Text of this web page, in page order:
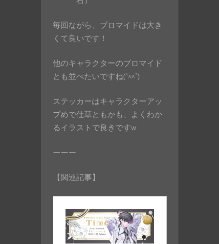
毎回ながら、ブロマイドは大き
くて良いです！
他のキャラクターのブロマイド
とも並べたいですね(*^^*)
ステッカーはキャラクターアッ
プめで仕草ともかも、よくわか
るイラストで良きですw
ーーー
【関連記事】